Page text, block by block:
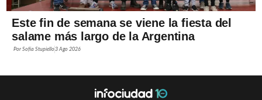
Este fin de semana se viene la fiesta del
salame más largo de la Argentina
PorSofía Stupiello3 Ago 2026